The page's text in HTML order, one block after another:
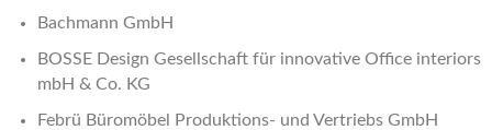
Bachmann GmbH
BOSSE Design Gesellschaft für innovative Office interiors
mbH & Co. KG
Febrü Büromöbel Produktions- und Vertriebs GmbH